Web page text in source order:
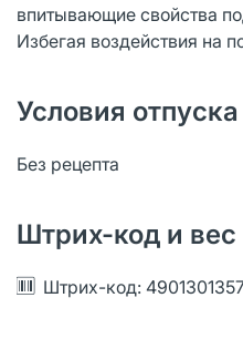
впитывающие свойства
Избегая воздействия на
Условия
Без рецепта
Штрих-код и вес
Штрих-код: